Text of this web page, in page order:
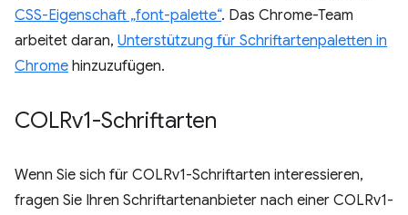
CSS-Eigenschaft „font-palette“. Das Chrome-Team
arbeitet daran, Unterstützung für Schriftartenpaletten in
Chrome hinzuzufügen.
COLRv1-Schriftarten
Wenn Sie sich für COLRv1-Schriftarten interessieren,
fragen Sie Ihren Schriftartenanbieter nach einer COLRv1-